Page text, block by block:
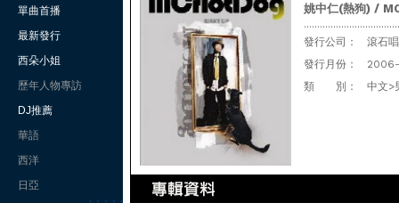
單曲首播
最新發行
西朵小姐
歷年人物專訪
DJ推薦
華語
西洋
日亞
姚中仁(熱狗) /
發行公司：
滾石
發行月份：
類 別：
中文>